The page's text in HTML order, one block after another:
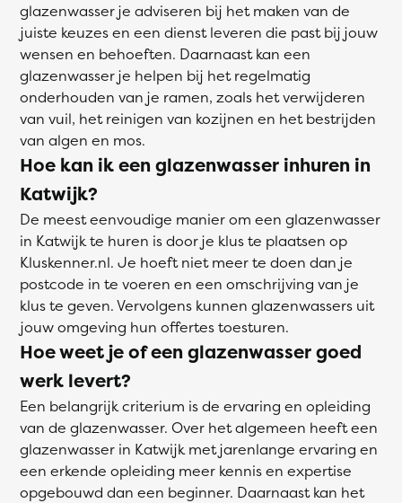
glazenwasser je adviseren bij het maken van de
juiste keuzes en een dienst leveren die past bij jouw
wensen en behoeften. Daarnaast kan een
glazenwasser je helpen bij het regelmatig
onderhouden van je ramen, zoals het verwijderen
van vuil, het reinigen van kozijnen en het bestrijden
van algen en mos.
Hoe kan ik een glazenwasser inhuren in
Katwijk?
De meest eenvoudige manier om een glazenwasser
in Katwijk te huren is door je klus te plaatsen op
Kluskenner.nl. Je hoeft niet meer te doen dan je
postcode in te voeren en een omschrijving van je
klus te geven. Vervolgens kunnen glazenwassers uit
jouw omgeving hun offertes toesturen.
Hoe weet je of een glazenwasser goed
werk levert?
Een belangrijk criterium is de ervaring en opleiding
van de glazenwasser. Over het algemeen heeft een
glazenwasser in Katwijk met jarenlange ervaring en
een erkende opleiding meer kennis en expertise
opgebouwd dan een beginner. Daarnaast kan het